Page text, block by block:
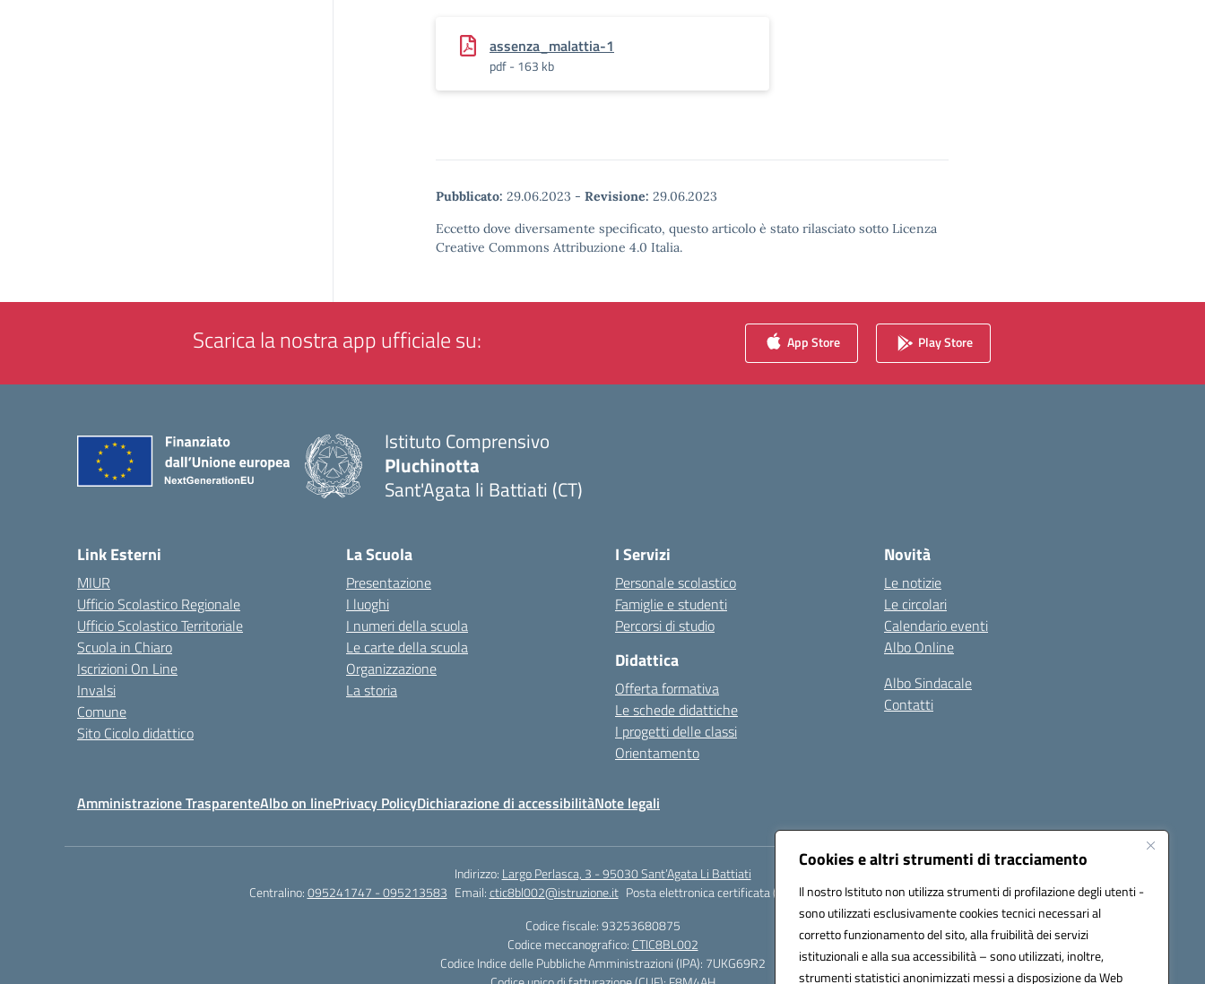
Cookies e altri strumenti di tracciamento
Il nostro Istituto non utilizza strumenti di profilazione degli utenti -
sono utilizzati esclusivamente cookies tecnici necessari al
corretto funzionamento del sito, alla fruibilità dei servizi
istituzionali e alla sua accessibilità – sono utilizzati, inoltre,
strumenti statistici anonimizzati messi a disposizione da Web
assenza_malattia-1
pdf - 163 kb
Pubblicato: 29.06.2023 - Revisione: 29.06.2023
Eccetto dove diversamente specificato, questo articolo è stato rilasciato sotto Licenza
Creative Commons Attribuzione 4.0 Italia.
Scarica la nostra app ufficiale su: App Store Play Store
Istituto Comprensivo
Pluchinotta
Sant'Agata li Battiati (CT)
Link Esterni
MIUR
Ufficio Scolastico Regionale
Ufficio Scolastico Territoriale
Scuola in Chiaro
Iscrizioni On Line
Invalsi
Comune
Sito Cicolo didattico
La Scuola
Presentazione
I luoghi
I numeri della scuola
Le carte della scuola
Organizzazione
La storia
I Servizi
Personale scolastico
Famiglie e studenti
Percorsi di studio
Didattica
Offerta formativa
Le schede didattiche
I progetti delle classi
Orientamento
Novità
Le notizie
Le circolari
Calendario eventi
Albo Online
Albo Sindacale
Contatti
Amministrazione TrasparenteAlbo on linePrivacy PolicyDichiarazione di accessibilitàNote legali
Indirizzo: Largo Perlasca, 3 - 95030 Sant’Agata Li Battiati
Centralino:095241747 - 095213583 Email:ctic8bl002@istruzione.it Posta elettronica certificata (PEC):ctic8bl002@pec.istruzione.it
Codice fiscale: 93253680875
Codice meccanografico: CTIC8BL002
Codice Indice delle Pubbliche Amministrazioni (IPA): 7UKG69R2